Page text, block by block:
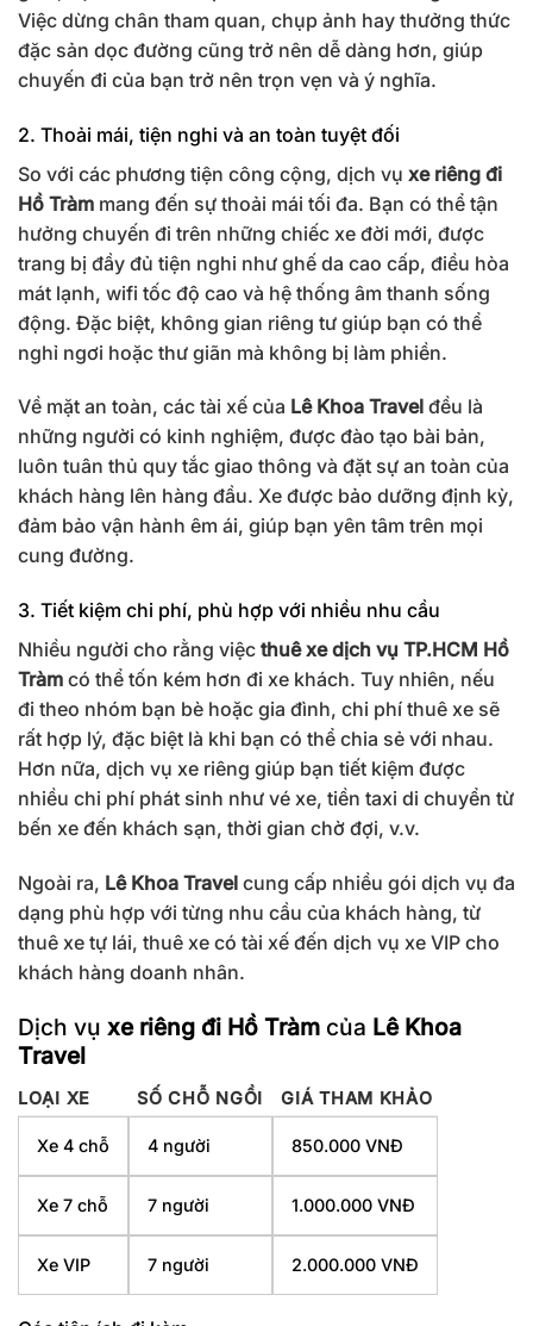
Việc dừng chân tham quan, chụp ảnh hay thưởng thức
đặc sản dọc đường cũng trở nên dễ dàng hơn, giúp
chuyến đi của bạn trở nên trọn vẹn và ý nghĩa.
2. Thoải mái, tiện nghi và an toàn tuyệt đối
So với các phương tiện công cộng, dịch vụ xe riêng đi
Hồ Tràm mang đến sự thoải mái tối đa. Bạn có thể tận
hưởng chuyến đi trên những chiếc xe đời mới, được
trang bị đầy đủ tiện nghi như ghế da cao cấp, điều hòa
mát lạnh, wifi tốc độ cao và hệ thống âm thanh sống
động. Đặc biệt, không gian riêng tư giúp bạn có thể
nghỉ ngơi hoặc thư giãn mà không bị làm phiền.
Về mặt an toàn, các tài xế của Lê Khoa Travel đều là
những người có kinh nghiệm, được đào tạo bài bản,
luôn tuân thủ quy tắc giao thông và đặt sự an toàn của
khách hàng lên hàng đầu. Xe được bảo dưỡng định kỳ,
đảm bảo vận hành êm ái, giúp bạn yên tâm trên mọi
cung đường.
3. Tiết kiệm chi phí, phù hợp với nhiều nhu cầu
Nhiều người cho rằng việc thuê xe dịch vụ TP.HCM Hồ
Tràm có thể tốn kém hơn đi xe khách. Tuy nhiên, nếu
đi theo nhóm bạn bè hoặc gia đình, chi phí thuê xe sẽ
rất hợp lý, đặc biệt là khi bạn có thể chia sẻ với nhau.
Hơn nữa, dịch vụ xe riêng giúp bạn tiết kiệm được
nhiều chi phí phát sinh như vé xe, tiền taxi di chuyển từ
bến xe đến khách sạn, thời gian chờ đợi, v.v.
Ngoài ra, Lê Khoa Travel cung cấp nhiều gói dịch vụ đa
dạng phù hợp với từng nhu cầu của khách hàng, từ
thuê xe tự lái, thuê xe có tài xế đến dịch vụ xe VIP cho
khách hàng doanh nhân.
Dịch vụ xe riêng đi Hồ Tràm của Lê Khoa
Travel
LOẠI XE SỐ CHỖ NGỒI GIÁ THAM KHẢO
Xe 4 chỗ 4 người 850.000 VNĐ
Xe 7 chỗ 7 người 1.000.000 VNĐ
Xe VIP 7 người 2.000.000 VNĐ